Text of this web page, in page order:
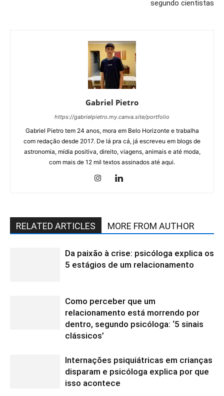
segundo cientistas
Gabriel Pietro
https://gabrielpietro.my.canva.site/portfolio
Gabriel Pietro tem 24 anos, mora em Belo Horizonte e trabalha
com redação desde 2017. De lá pra cá, já escreveu em blogs de
astronomia, mídia positiva, direito, viagens, animais e até moda,
com mais de 12 mil textos assinados até aqui.
RELATED ARTICLES MORE FROM AUTHOR
Da paixão à crise: psicóloga explica os
5 estágios de um relacionamento
Como perceber que um
relacionamento está morrendo por
dentro, segundo psicóloga: ‘5 sinais
clássicos’
Internações psiquiátricas em crianças
disparam e psicóloga explica por que
isso acontece